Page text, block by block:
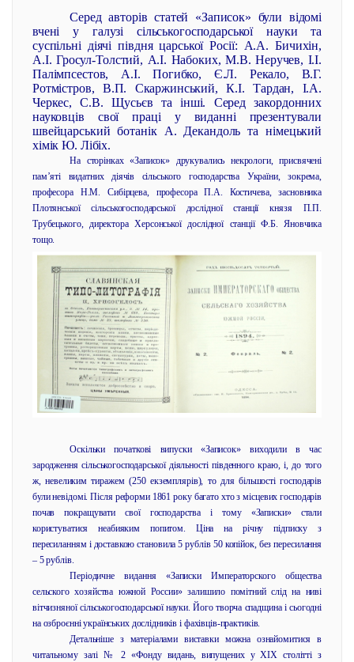
Серед авторів статей «Записок» були відомі
вчені у галузі сільськогосподарської науки та
суспільні діячі півдня царської Росії: А.А. Бичихін,
А.І. Гросул-Толстий, А.І. Набоких, М.В. Неручев, І.І.
Палімпсестов, А.І. Погибко, Є.Л. Рекало, В.Г.
Ротмістров, В.П. Скаржинський, К.І. Тардан, І.А.
Черкес, С.В. Щусьєв та інші. Серед закордонних
науковців свої праці у виданні презентували
швейцарський ботанік А. Декандоль та німецький
хімік Ю. Лібіх.
На сторінках «Записок» друкувались некрологи, присвячені
пам’яті видатних діячів сільського господарства України, зокрема,
професора Н.М. Сибірцева, професора П.А. Костичева, засновника
Плотянської сільськогосподарської дослідної станції князя П.П.
Трубецького, директора Херсонської дослідної станції Ф.Б. Яновчика
тощо.
Оскільки початкові випуски «Записок» виходили в час
зародження сільськогосподарської діяльності південного краю, і, до того
ж, невеликим тиражем (250 екземплярів), то для більшості господарів
були невідомі. Після реформи 1861 року багато хто з місцевих господарів
почав покращувати свої господарства і тому «Записки» стали
користуватися неабияким попитом. Ціна на річну підписку з
пересиланням і доставкою становила 5 рублів 50 копійок, без пересилання
– 5 рублів.
Періодичне видання «Записки Императорского общества
сельского хозяйства южной России» залишило помітний слід на ниві
вітчизняної сільськогосподарської науки. Його творча спадщина і сьогодні
на озброєнні українських дослідників і фахівців-практиків.
Детальніше з матеріалами виставки можна ознайомитися в
читальному залі № 2 «Фонду видань, випущених у ХІХ столітті з